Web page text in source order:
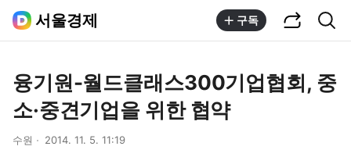
서울경제 구독
융기원-월드클래스300기업협회, 중
소·중견기업을 위한 협약
수원 2014. 11. 5. 11:19